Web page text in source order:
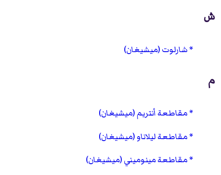
ش
شارلوت (ميشيغان)
م
مقاطعة أنتريم (ميشيغان)
مقاطعة ليلاناو (ميشيغان)
مقاطعة مينوميني (ميشيغان)